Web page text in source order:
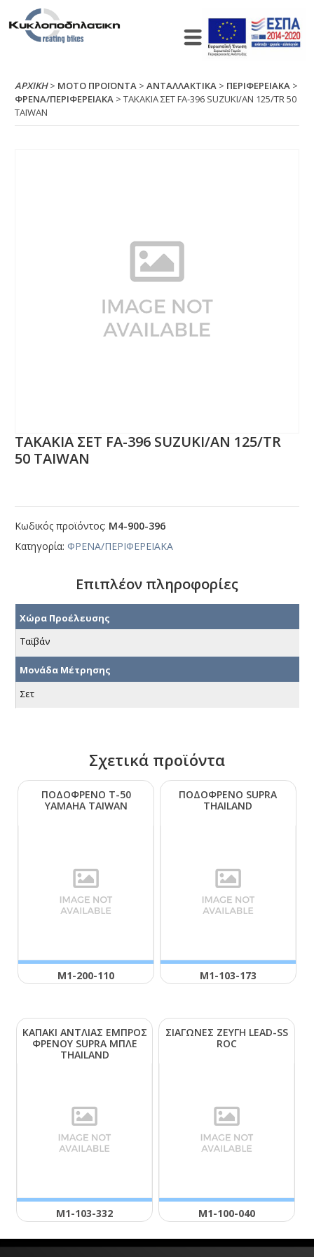
ΑΡΧΙΚΉ> ΜΟΤΟ ΠΡΟΪΟΝΤΑ >ΑΝΤΑΛΛΑΚΤΙΚΑ > ΠΕΡΙΦΕΡΕΙΑΚΑ >
ΦΡΕΝΑ/ΠΕΡΙΦΕΡΕΙΑΚΑ > ΤΑΚΑΚΙΑ ΣΕΤ FΑ-396 SUΖUΚΙ/ΑΝ 125/ΤR 50
ΤΑΙWΑΝ
ΤΑΚΑΚΙΑ ΣΕΤ FΑ-396 SUΖUΚΙ/ΑΝ 125/ΤR
50 ΤΑΙWΑΝ
Κωδικός προϊόντος: Μ4-900-396
Κατηγορία: ΦΡΕΝΑ/ΠΕΡΙΦΕΡΕΙΑΚΑ
Επιπλέον πληροφορίες
Χώρα Προέλευσης
Ταϊβάν
Μονάδα Μέτρησης
Σετ
Σχετικά προϊόντα
ΠΟΔΟΦΡΕΝΟ Τ-50
ΥΑΜΑΗΑ ΤΑΙWΑΝ
Μ1-200-110
ΠΟΔΟΦΡΕΝΟ SUΡRΑ
ΤΗΑΙLΑΝD
Μ1-103-173
ΚΑΠΑΚΙ ΑΝΤΛΙΑΣ ΕΜΠΡΟΣ
ΦΡΕΝΟΥ SUΡRΑ ΜΠΛΕ
ΤΗΑΙLΑΝD
Μ1-103-332
ΣΙΑΓΩΝΕΣ ΖΕΥΓΗ LΕΑD-SS
RΟC
Μ1-100-040